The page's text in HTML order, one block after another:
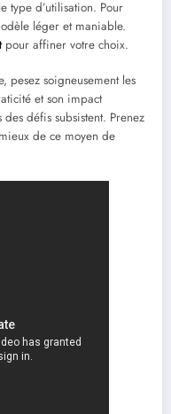
type d’utilisation. Pour
léger et maniable.
pour affiner votre choix.
pesez soigneusement les
et son impact
défis subsistent. Prenez
de ce moyen de